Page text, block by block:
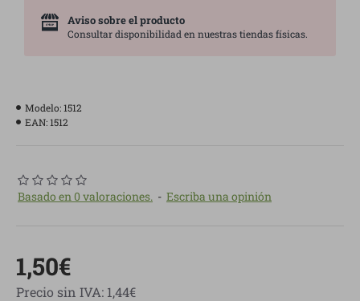
Aviso sobre el producto
Consultar disponibilidad en nuestras tiendas físicas.
Modelo:1512
EAN:1512
Basado en 0 valoraciones. - Escriba una opinión
1,50€
Precio sin IVA: 1,44€